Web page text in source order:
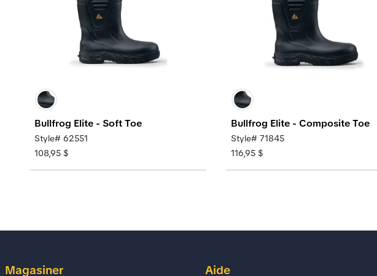
Bullfrog Elite - Soft Toe
Style# 62551
108,95 $
Bullfrog Elite - Composite Toe
Style# 71845
116,95 $
Magasiner Aide